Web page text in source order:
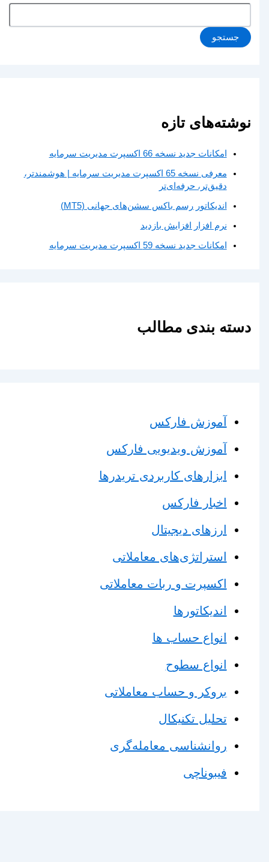
جستجو
نوشته‌های تازه
امکانات جدید نسخه 66 اکسپرت مدیریت سرمایه
معرفی نسخه 65 اکسپرت مدیریت سرمایه | هوشمندتر،
دقیق‌تر، حرفه‌ای‌تر
اندیکاتور رسم باکس سشن‌های جهانی (MT5)
نرم افزار افزایش بازدید
امکانات جدید نسخه 59 اکسپرت مدیریت سرمایه
دسته بندی مطالب
آموزش فارکس
آموزش ویدیویی فارکس
ابزارهای کاربردی تریدرها
اخبار فارکس
ارزهای دیجیتال
استراتژی‌های معاملاتی
اکسپرت و ربات معاملاتی
اندیکاتورها
انواع حساب ها
انواع سطوح
بروکر و حساب معاملاتی
تحلیل تکنیکال
روانشناسی معامله‌گری
فیبوناچی